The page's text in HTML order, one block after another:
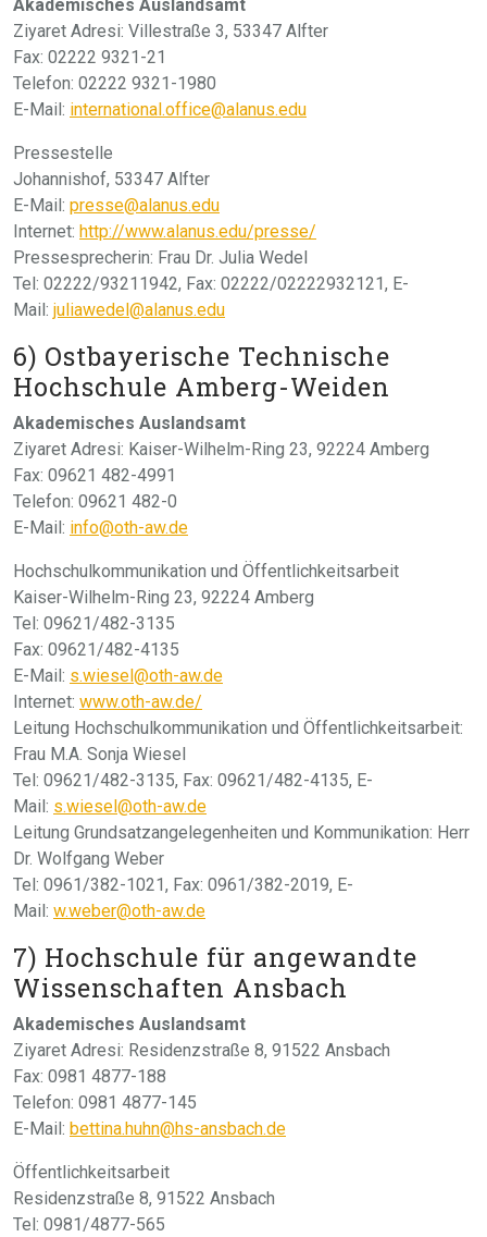
Akademisches Auslandsamt
Ziyaret Adresi: Villestraße 3, 53347 Alfter
Fax: 02222 9321-21
Telefon: 02222 9321-1980
E-Mail: international.office@alanus.edu
Pressestelle
Johannishof, 53347 Alfter
E-Mail: presse@alanus.edu
Internet: http://www.alanus.edu/presse/
Pressesprecherin: Frau Dr. Julia Wedel
Tel: 02222/93211942, Fax: 02222/02222932121, E-
Mail: juliawedel@alanus.edu
6) Ostbayerische Technische
Hochschule Amberg-Weiden
Akademisches Auslandsamt
Ziyaret Adresi: Kaiser-Wilhelm-Ring 23, 92224 Amberg
Fax: 09621 482-4991
Telefon: 09621 482-0
E-Mail: info@oth-aw.de
Hochschulkommunikation und Öffentlichkeitsarbeit
Kaiser-Wilhelm-Ring 23, 92224 Amberg
Tel: 09621/482-3135
Fax: 09621/482-4135
E-Mail: s.wiesel@oth-aw.de
Internet: www.oth-aw.de/
Leitung Hochschulkommunikation und Öffentlichkeitsarbeit:
Frau M.A. Sonja Wiesel
Tel: 09621/482-3135, Fax: 09621/482-4135, E-
Mail: s.wiesel@oth-aw.de
Leitung Grundsatzangelegenheiten und Kommunikation: Herr
Dr. Wolfgang Weber
Tel: 0961/382-1021, Fax: 0961/382-2019, E-
Mail: w.weber@oth-aw.de
7) Hochschule für angewandte
Wissenschaften Ansbach
Akademisches Auslandsamt
Ziyaret Adresi: Residenzstraße 8, 91522 Ansbach
Fax: 0981 4877-188
Telefon: 0981 4877-145
E-Mail: bettina.huhn@hs-ansbach.de
Öffentlichkeitsarbeit
Residenzstraße 8, 91522 Ansbach
Tel: 0981/4877-565